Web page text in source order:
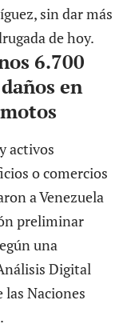
sin dar más
de hoy.
6.700
en
activos
o comercios
a Venezuela
preliminar
una
Digital
las Naciones